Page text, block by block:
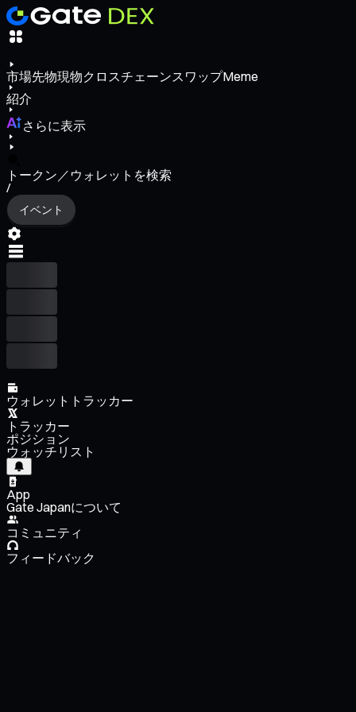
市場先物現物クロスチェーンスワップMeme
紹介
さらに表示
トークン／ウォレットを検索
/
イベント
ウォレットトラッカー
トラッカー
ポジション
ウォッチリスト
App
Gate Japanについて
コミュニティ
フィードバック